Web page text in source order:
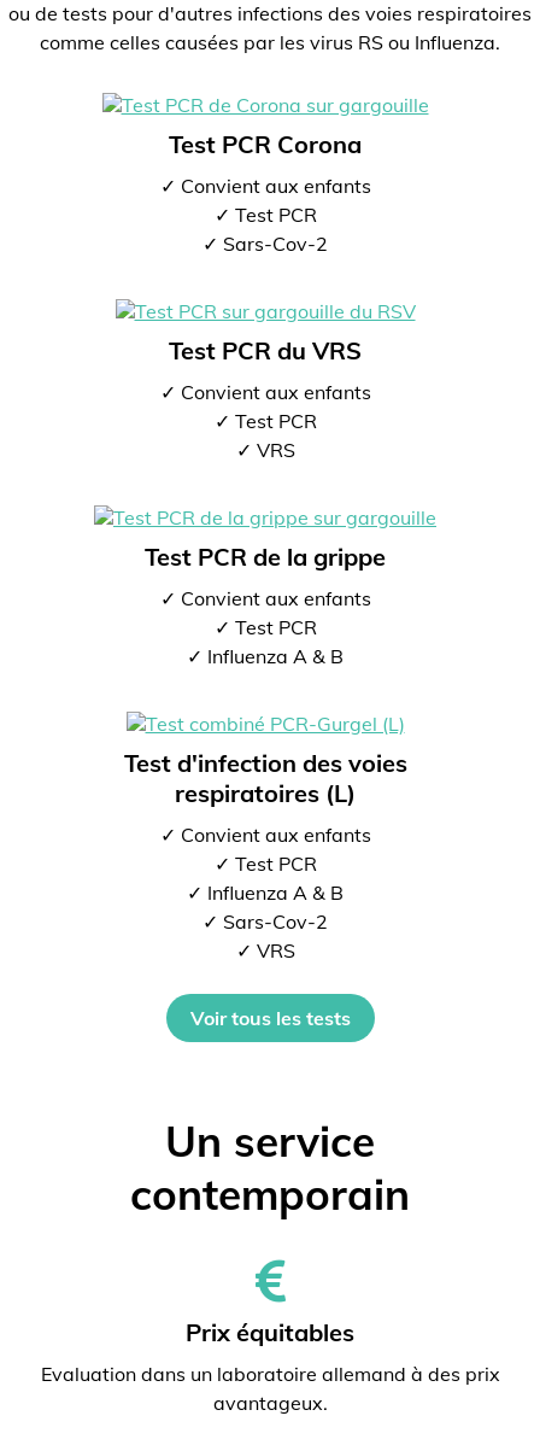
ou de tests pour d'autres infections des voies respiratoires
comme celles causées par les virus RS ou Influenza.
Test PCR Corona
✓ Convient aux enfants
✓ Test PCR
✓ Sars-Cov-2
Test PCR du VRS
✓ Convient aux enfants
✓ Test PCR
✓ VRS
Test PCR de la grippe
✓ Convient aux enfants
✓ Test PCR
✓ Influenza A & B
Test d'infection des voies
respiratoires (L)
✓ Convient aux enfants
✓ Test PCR
✓ Influenza A & B
✓ Sars-Cov-2
✓ VRS
Voir tous les tests
Un service
contemporain
Prix ​​équitables
Evaluation dans un laboratoire allemand à des prix
avantageux.